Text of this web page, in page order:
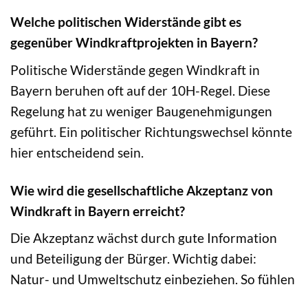
Welche politischen Widerstände gibt es
gegenüber Windkraftprojekten in Bayern?
Politische Widerstände gegen Windkraft in
Bayern beruhen oft auf der 10H-Regel. Diese
Regelung hat zu weniger Baugenehmigungen
geführt. Ein politischer Richtungswechsel könnte
hier entscheidend sein.
Wie wird die gesellschaftliche Akzeptanz von
Windkraft in Bayern erreicht?
Die Akzeptanz wächst durch gute Information
und Beteiligung der Bürger. Wichtig dabei:
Natur- und Umweltschutz einbeziehen. So fühlen